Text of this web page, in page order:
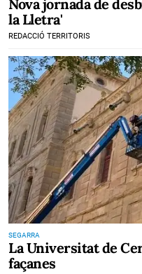
Nova jornada de
la Lletra'
REDACCIÓ TERRITORIS
SEGARRA
La Universitat de
façanes